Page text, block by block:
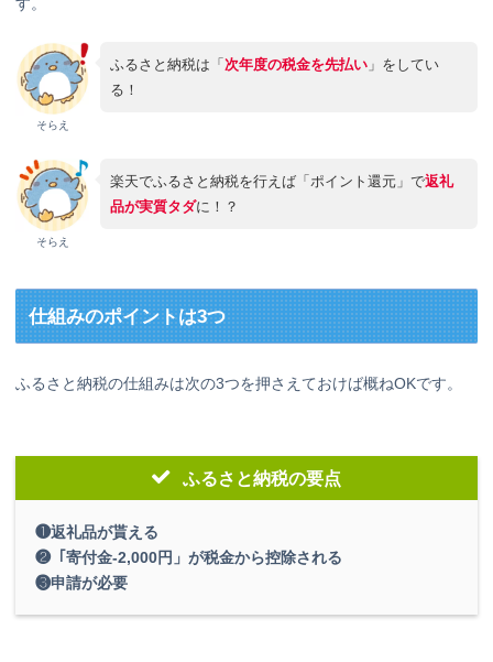
そらえ
ふるさと納税は「次年度の税金を先払い 」をしてい
る！
そらえ
楽天でふるさと納税を行えば「ポイント還元」で返礼
品が実質タダに！？
仕組みのポイントは3つ
ふるさと納税の仕組みは次の3つを押さえておけば概ねOKです。
ふるさと納税の要点
❶返礼品が貰える
❷「寄付金-2,000円」が税金から控除される
❸申請が必要